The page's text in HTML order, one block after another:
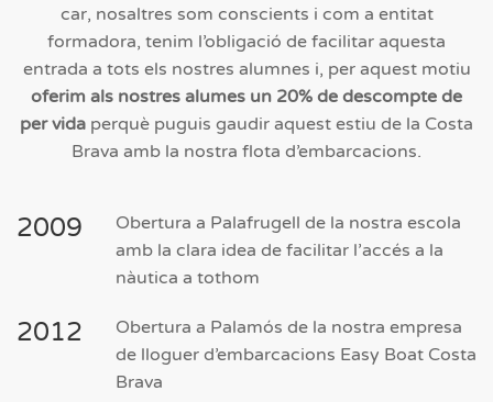
car, nosaltres som conscients i com a entitat
formadora, tenim l’obligació de facilitar aquesta
entrada a tots els nostres alumnes i, per aquest motiu
oferim als nostres alumes un 20% de descompte de
per vida perquè puguis gaudir aquest estiu de la Costa
Brava amb la nostra flota d’embarcacions.
2009
Obertura a Palafrugell de la nostra escola
amb la clara idea de facilitar l’accés a la
nàutica a tothom
2012
Obertura a Palamós de la nostra empresa
de lloguer d’embarcacions Easy Boat Costa
Brava